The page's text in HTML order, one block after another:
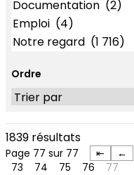
Ordre
1839 résultats
Page 77 sur 77 ⇤ ←
73
74 75 76
77